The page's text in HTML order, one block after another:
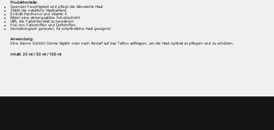
Produktvorteile:
Spendet Feuchtigkeit und pflegt die tätowierte Haut
Stärkt die natürliche Hautbarriere
Enthält Panthenol und Vitamin E
Bildet eine atmungsaktive Schutzschicht
Hilft, die Farbintensität zu bewahren
Frei von Farbstoffen und Duftstoffen
Dermatologisch getestet, für empfindliche Haut geeignet
Anwendung:
Eine dünne Schicht Creme täglich oder nach Bedarf auf das Tattoo auftragen, um die Haut optimal zu pflegen und zu schützen.
Inhalt: 20 ml / 50 ml / 100 ml